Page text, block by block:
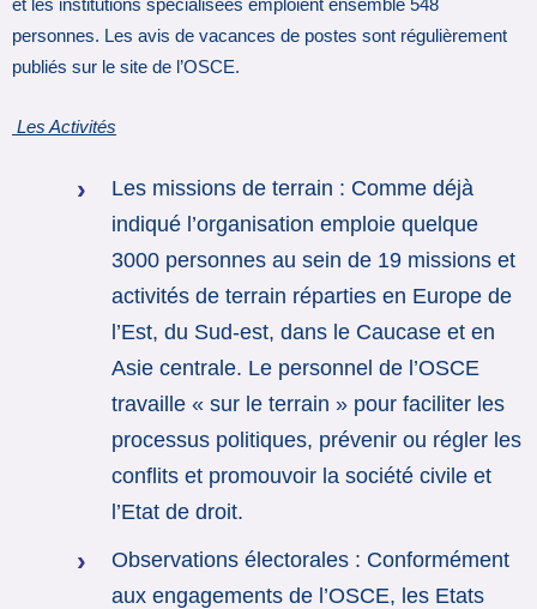
et les institutions spécialisées emploient ensemble 548
personnes. Les avis de vacances de postes sont régulièrement
publiés sur le site de l’OSCE.
Les Activités
Les missions de terrain : Comme déjà
indiqué l’organisation emploie quelque
3000 personnes au sein de 19 missions et
activités de terrain réparties en Europe de
l’Est, du Sud-est, dans le Caucase et en
Asie centrale. Le personnel de l’OSCE
travaille « sur le terrain » pour faciliter les
processus politiques, prévenir ou régler les
conflits et promouvoir la société civile et
l’Etat de droit.
Observations électorales : Conformément
aux engagements de l’OSCE, les Etats